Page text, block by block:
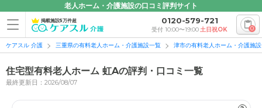
老人ホーム・介護施設の口コミ評判サイト
掲載施設5万件超 0120-579-721
受付 10:00〜19:00土日祝OK 0
ケアスル 介護 三重県の有料老人ホーム・介護施設一覧 津市の有料老人ホーム・介護施
住宅型有料老人ホーム 虹Aの評判・口コミ一覧
最終更新日：2026/08/07